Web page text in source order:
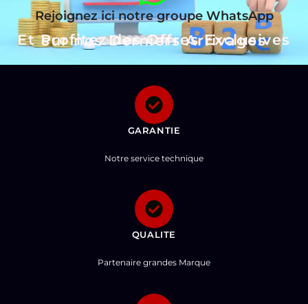
Rejoignez ici notre groupe WhatsApp
Et Profitez des Offres Exclusives sur nos Derniers Arrivages
GARANTIE
Notre service technique
QUALITE
Partenaire grandes Marque